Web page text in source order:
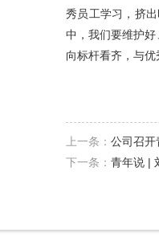
秀员工学习，挤
中，我们要维护
向标杆看齐，与优
上一条： 公司召开
下一条： 青年说 |